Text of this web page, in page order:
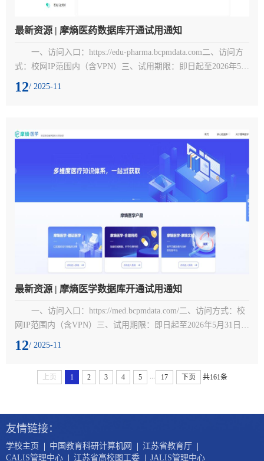
最新资源 | 摩熵医药数据库开通试用通知
一、访问入口：https://edu-pharma.bcpmdata.com二、访问方
式：校网IP范围内（含VPN）三、试用期限：即日起至2026年5月
31日四、资源简介：摩熵医药平台覆盖了医药生命周期的所有数
中国药品评审等。全球上市数据库群——全球上市药品、美国
12/ 2025-11
最新资源 | 摩熵医学数据库开通试用通知
一、访问入口：https://med.bcpmdata.com/二、访问方式：校
网IP范围内（含VPN）三、试用期限：即日起至2026年5月31日
四、资源简介：摩熵医学平台分三大板块：循证医学、合理用
药、摩熵文献，主要功能如下：（一）、摩熵医学-循证医学以实
5500万+医学中英文研究文献、8万+国内外临床指南和共识、80
12/ 2025-11
上页 1 2 3 4 5 ... 17 下页 共161条
友情链接：
学校主页 | 中国教育科研计算机网 | 江苏省教育厅 |
CALIS管理中心 | 江苏省高校图工委 | JALIS管理中心